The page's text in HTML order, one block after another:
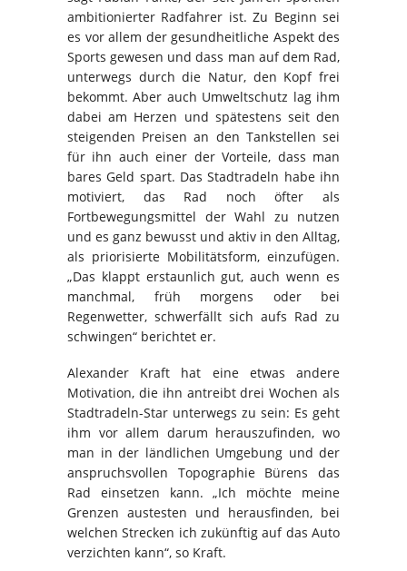
ambitionierter Radfahrer ist. Zu Beginn sei
es vor allem der gesundheitliche Aspekt des
Sports gewesen und dass man auf dem Rad,
unterwegs durch die Natur, den Kopf frei
bekommt. Aber auch Umweltschutz lag ihm
dabei am Herzen und spätestens seit den
steigenden Preisen an den Tankstellen sei
für ihn auch einer der Vorteile, dass man
bares Geld spart. Das Stadtradeln habe ihn
motiviert, das Rad noch öfter als
Fortbewegungsmittel der Wahl zu nutzen
und es ganz bewusst und aktiv in den Alltag,
als priorisierte Mobilitätsform, einzufügen.
„Das klappt erstaunlich gut, auch wenn es
manchmal, früh morgens oder bei
Regenwetter, schwerfällt sich aufs Rad zu
schwingen“ berichtet er.
Alexander Kraft hat eine etwas andere
Motivation, die ihn antreibt drei Wochen als
Stadtradeln-Star unterwegs zu sein: Es geht
ihm vor allem darum herauszufinden, wo
man in der ländlichen Umgebung und der
anspruchsvollen Topographie Bürens das
Rad einsetzen kann. „Ich möchte meine
Grenzen austesten und herausfinden, bei
welchen Strecken ich zukünftig auf das Auto
verzichten kann“, so Kraft.